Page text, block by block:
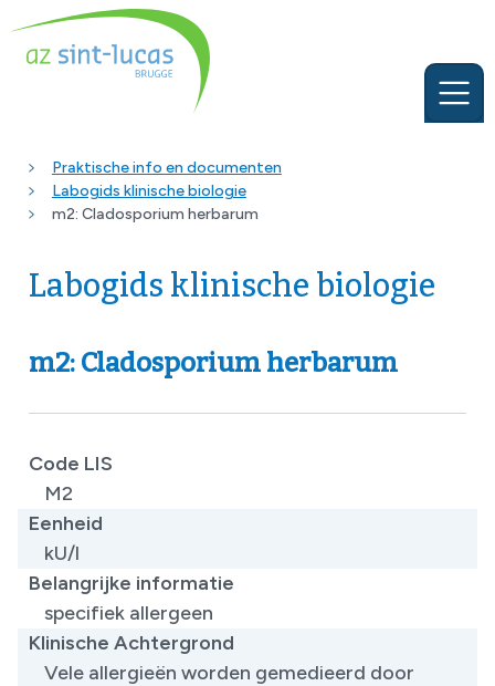
Praktische info en documenten
Labogids klinische biologie
m2: Cladosporium herbarum
Labogids klinische biologie
m2: Cladosporium herbarum
Code LIS
M2
Eenheid
kU/l
Belangrijke informatie
specifiek allergeen
Klinische Achtergrond
Vele allergieën worden gemedieerd door